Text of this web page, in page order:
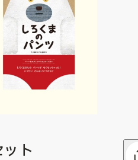
ト